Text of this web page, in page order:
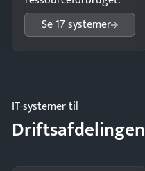
Se 17 systemer
IT-systemer til
Driftsafdelingen